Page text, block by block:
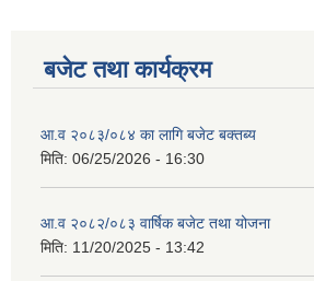
बजेट तथा कार्यक्रम
आ.व २०८३/०८४ का लागि बजेट बक्तब्य
मिति: 06/25/2026 - 16:30
आ.व २०८२/०८३ वार्षिक बजेट तथा योजना
मिति: 11/20/2025 - 13:42